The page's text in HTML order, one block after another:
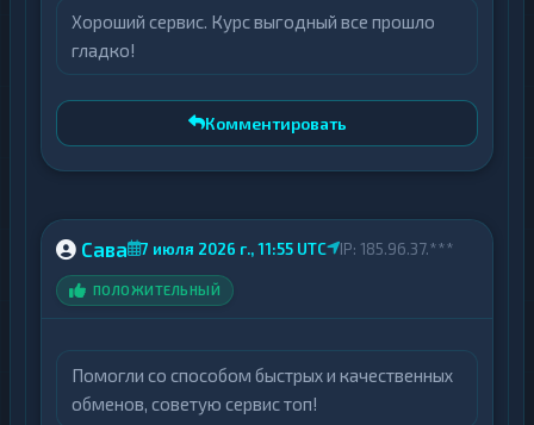
Хороший сервис. Курс выгодный все прошло
гладко!
Комментировать
Сава 7 июля 2026 г., 11:55 UTC IP: 185.96.37.***
ПОЛОЖИТЕЛЬНЫЙ
Помогли со способом быстрых и качественных
обменов, советую сервис топ!